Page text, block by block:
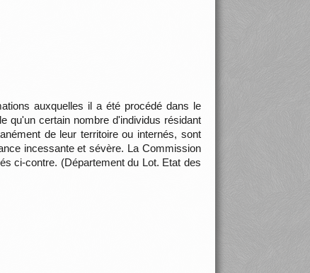
auxquelles il a été procédé dans le
qu'un certain nombre d'individus résidant
de leur territoire ou internés, sont
incessante et sévère. La Commission
ci-contre. (Département du Lot. Etat des